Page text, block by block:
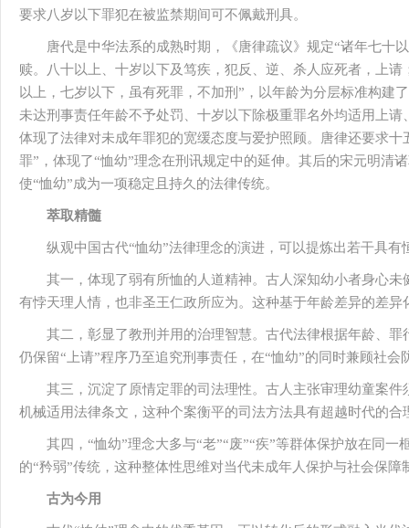
要求八岁以下罪犯在被监禁期间可不佩戴刑具。
唐代是中华法系的成熟时期，《唐律疏议》规定“诸年七十
赎。八十以上、十岁以下及笃疾，犯反、逆、杀人应死者，上
以上，七岁以下，虽有死罪，不加刑”，以年龄为分层标准构建
未达刑事责任年龄不予处罚、十岁以下除极重罪名外均适用上
体现了法律对未成年罪犯的宽缓态度与爱护照顾。唐律还要求
罪”，体现了“恤幼”理念在刑讯规定中的延伸。其后的宋元明清
使“恤幼”成为一项稳定且持久的法律传统。
萃取精髓
纵观中国古代“恤幼”法律理念的演进，可以提炼出若干具有
其一，体现了弱有所恤的人道精神。古人深知幼小者身心
有悖天理人情，也非圣王仁政所应为。这种基于年龄差异的差
其二，彰显了教刑并用的治理智慧。古代法律根据年龄、
仍保留“上请”程序乃至追究刑事责任，在“恤幼”的同时兼顾社会
其三，沉淀了原情定罪的司法理性。古人主张审理幼童案
机械适用法律条文，这种个案衡平的司法方法具有超越时代的合
其四，“恤幼”理念大多与“老”“废”“疾”等群体保护放在同
的“矜弱”传统，这种整体性思维对当代未成年人保护与社会保障
古为今用